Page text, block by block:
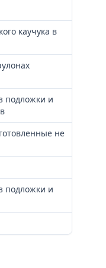
каучука в
подложки и
не
подложки и